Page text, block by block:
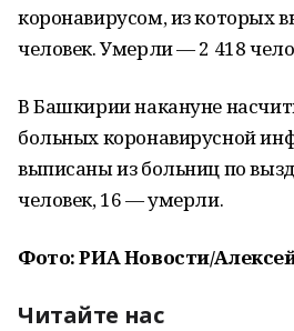
коронавирусом, из которых
человек. Умерли — 2 418
В Башкирии накануне
больных коронавирусной
выписаны из больниц по
человек, 16 — умерли.
Фото: РИА Новости/
Читайте нас